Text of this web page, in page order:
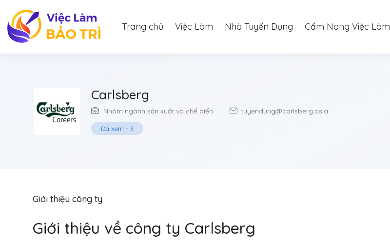
Trang chủ Việc Làm Nhà Tuyển Dụng Cẩm Nang Việc Làm
Carlsberg
Nhóm ngành sản xuất và chế biến tuyendung@carlsberg.asia
Đã xem - 3
Giới thiệu công ty
Giới thiệu về công ty Carlsberg